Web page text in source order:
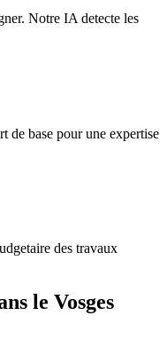
Notre IA detecte les
de base pour une expertise
des travaux
le Vosges